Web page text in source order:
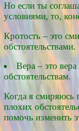
Но если ты
условиями, то,
Кротость – это
обстоятельствами.
Вера – это
обстоятельствам.
Когда я смиряюсь
плохих
помочь изменить